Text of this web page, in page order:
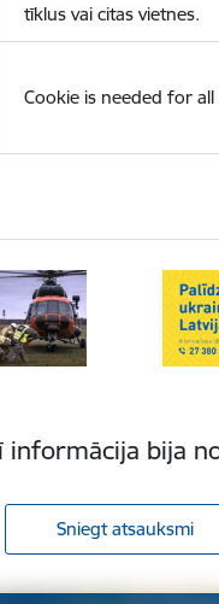
tīklus vai citas vietnes.
Cookie is needed for
informācija bija
Sniegt atsauksmi